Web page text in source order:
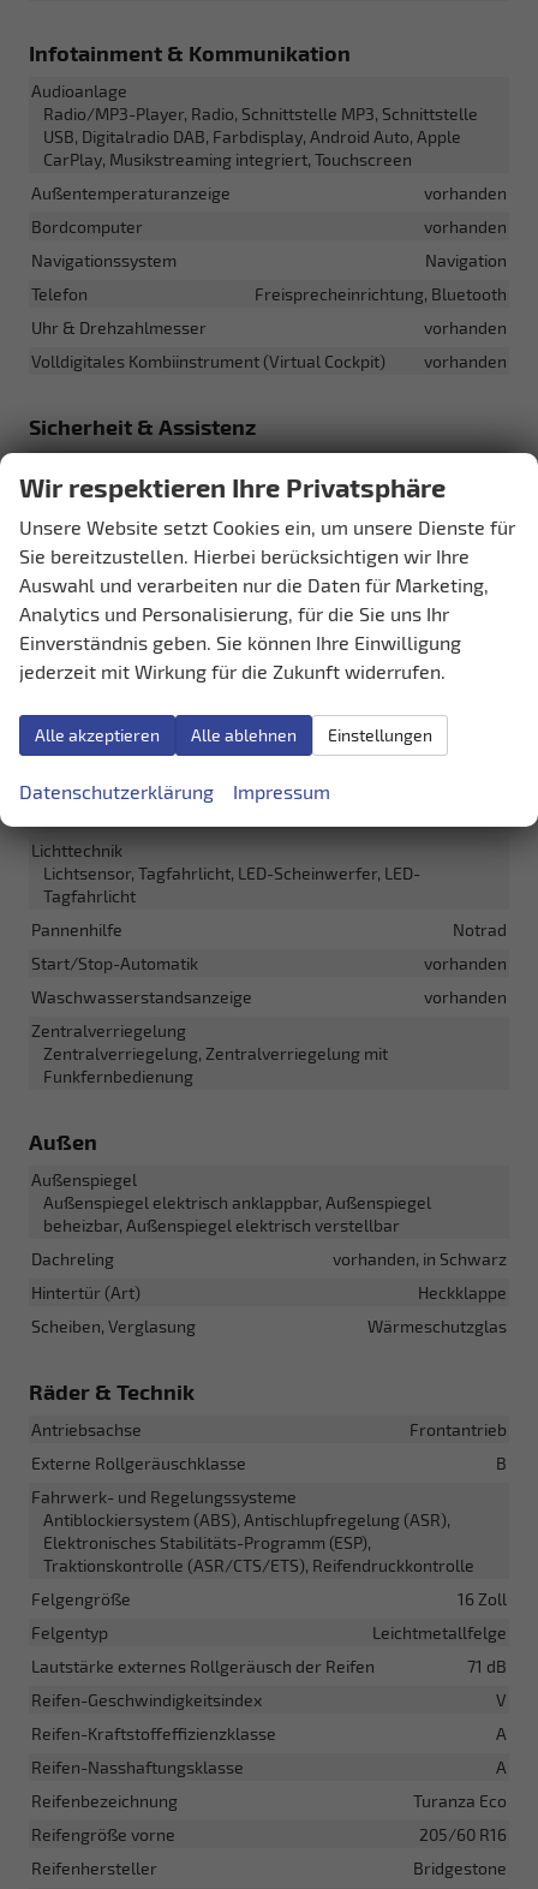
Infotainment & Kommunikation
Audioanlage
Radio/MP3-Player, Radio, Schnittstelle MP3, Schnittstelle
USB, Digitalradio DAB, Farbdisplay, Android Auto, Apple
CarPlay, Musikstreaming integriert, Touchscreen
Außentemperaturanzeige
vorhanden
Bordcomputer
vorhanden
Navigationssystem
Navigation
Telefon
Freisprecheinrichtung, Bluetooth
Uhr & Drehzahlmesser
vorhanden
Volldigitales Kombiinstrument (Virtual Cockpit)
vorhanden
Sicherheit & Assistenz
Airbag, Fenster-/Kopfairbags Vorne, Beifahrerairbag
Tempomat, Notbremsassistent (City-Safety),
Berganfahrassistent, Spurhalteassistent,
Spurwechselassistent, Fußgängererkennung,
Abstandstempomat adaptiv (ACC),
Verkehrzeichenerkennung, Toter-Winkel-Assistent,
Stauassistent, Müdigkeitserkennungs-Sensor, Notrufsystem,
Geschwindigkeitsbegrenzer
Einparkhilfe
Park Distance Control vorne, Park Distance Control hinten
Lichttechnik
Lichtsensor, Tagfahrlicht, LED-Scheinwerfer, LED-
Tagfahrlicht
Pannenhilfe
Notrad
Start/Stop-Automatik
vorhanden
Waschwasserstandsanzeige
vorhanden
Zentralverriegelung
Zentralverriegelung, Zentralverriegelung mit
Funkfernbedienung
Außen
Außenspiegel
Außenspiegel elektrisch anklappbar, Außenspiegel
beheizbar, Außenspiegel elektrisch verstellbar
Dachreling
vorhanden, in Schwarz
Hintertür (Art)
Heckklappe
Scheiben, Verglasung
Wärmeschutzglas
Räder & Technik
Antriebsachse
Frontantrieb
Externe Rollgeräuschklasse
B
Fahrwerk- und Regelungssysteme
Antiblockiersystem (ABS), Antischlupfregelung (ASR),
Elektronisches Stabilitäts-Programm (ESP),
Traktionskontrolle (ASR/CTS/ETS), Reifendruckkontrolle
Felgengröße
16 Zoll
Felgentyp
Leichtmetallfelge
Lautstärke externes Rollgeräusch der Reifen
71 dB
Reifen-Geschwindigkeitsindex
V
Reifen-Kraftstoffeffizienzklasse
A
Reifen-Nasshaftungsklasse
A
Reifenbezeichnung
Turanza Eco
Reifengröße vorne
205/60 R16
Reifenhersteller
Bridgestone
Wir respektieren Ihre Privatsphäre
Unsere Website setzt Cookies ein, um unsere Dienste für
Sie bereitzustellen. Hierbei berücksichtigen wir Ihre
Auswahl und verarbeiten nur die Daten für Marketing,
Analytics und Personalisierung, für die Sie uns Ihr
Einverständnis geben. Sie können Ihre Einwilligung
jederzeit mit Wirkung für die Zukunft widerrufen.
Alle akzeptieren Alle ablehnen Einstellungen
Datenschutzerklärung Impressum